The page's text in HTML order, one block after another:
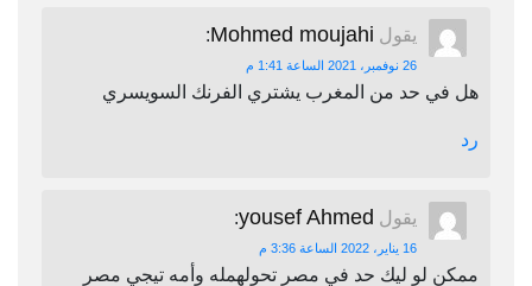
يقول Mohmed moujahi
:
26 نوفمبر، 2021 الساعة 1:41 م
هل في حد من المغرب يشتري الفرنك السويسري
رد
يقول yousef Ahmed
:
16 يناير، 2022 الساعة 3:36 م
ممكن لو ليك حد في مصر تحولهمله وأمه تيجي مصر